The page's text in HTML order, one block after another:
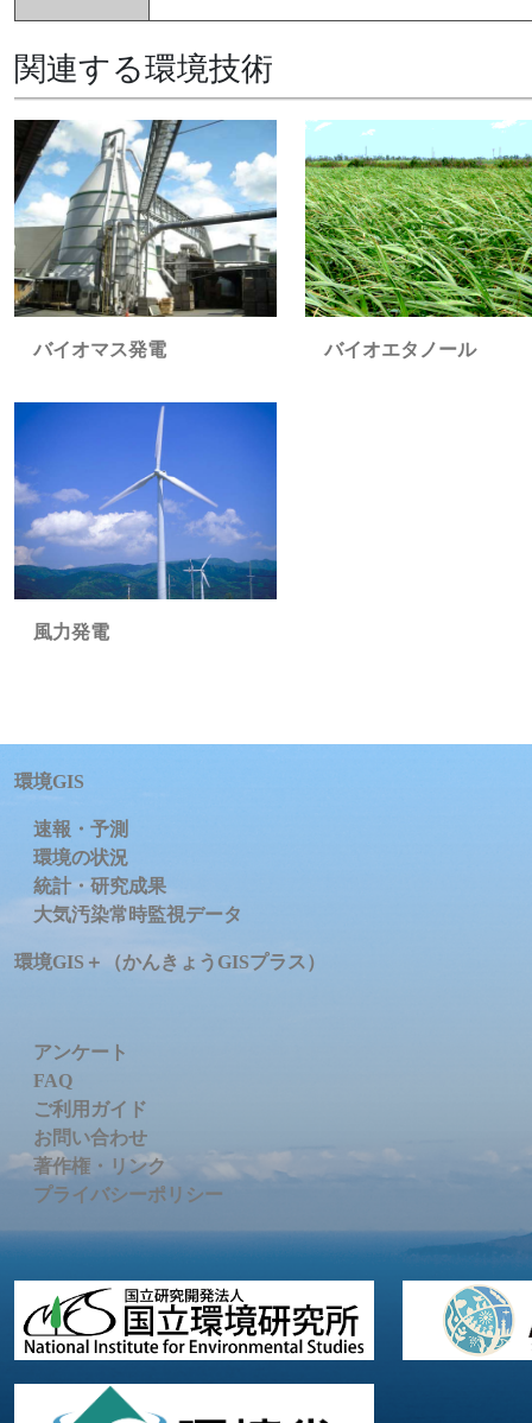
関連する環境技術
バイオマス発電 バイオエタノール
風力発電
環境GIS
速報・予測
環境の状況
統計・研究成果
大気汚染常時監視データ
環境GIS＋（かんきょうGISプラス）
アンケート
FAQ
ご利用ガイド
お問い合わせ
著作権・リンク
プライバシーポリシー